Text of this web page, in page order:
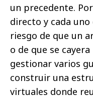
un precedente.
directo y cada uno
riesgo de que un
o de que se
gestionar varios
construir una
virtuales donde